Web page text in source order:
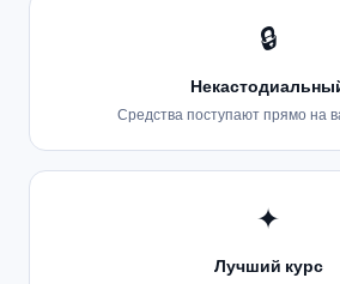
🔒
Средства поступают прямо на
✦
Лучший курс